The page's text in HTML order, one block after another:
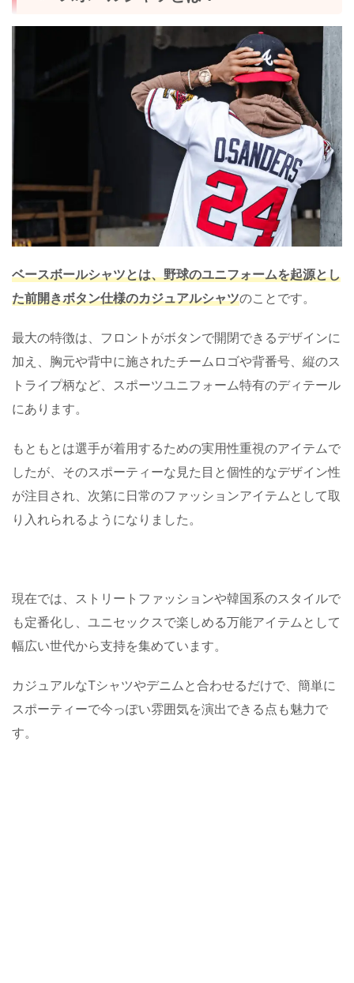
ベースボールシャツとは、野球のユニフォームを起源とし
た前開きボタン仕様のカジュアルシャツのことです。
最大の特徴は、フロントがボタンで開閉できるデザインに
加え、胸元や背中に施されたチームロゴや背番号、縦のス
トライプ柄など、スポーツユニフォーム特有のディテール
にあります。
もともとは選手が着用するための実用性重視のアイテムで
したが、そのスポーティーな見た目と個性的なデザイン性
が注目され、次第に日常のファッションアイテムとして取
り入れられるようになりました。
現在では、ストリートファッションや韓国系のスタイルで
も定番化し、ユニセックスで楽しめる万能アイテムとして
幅広い世代から支持を集めています。
カジュアルなTシャツやデニムと合わせるだけで、簡単に
スポーティーで今っぽい雰囲気を演出できる点も魅力で
す。